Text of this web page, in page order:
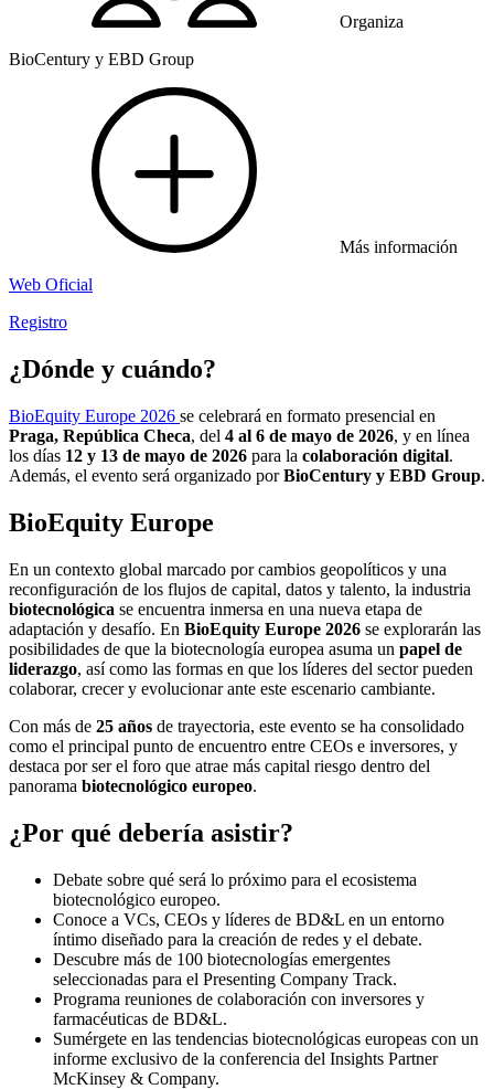
Organiza
BioCentury y EBD Group
Más información
Web Oficial
Registro
¿Dónde y cuándo?
BioEquity Europe 2026 se celebrará en formato presencial en
Praga, República Checa, del 4 al 6 de mayo de 2026, y en línea
los días 12 y 13 de mayo de 2026 para la colaboración digital.
Además, el evento será organizado porBioCentury y EBD Group.
BioEquity Europe
En un contexto global marcado por cambios geopolíticos y una
reconfiguración de los flujos de capital, datos y talento, la industria
biotecnológica se encuentra inmersa en una nueva etapa de
adaptación y desafío. En BioEquity Europe 2026 se explorarán las
posibilidades de que la biotecnología europea asuma un papel de
liderazgo, así como las formas en que los líderes del sector pueden
colaborar, crecer y evolucionar ante este escenario cambiante.
Con más de 25 años de trayectoria, este evento se ha consolidado
como el principal punto de encuentro entre CEOs e inversores, y
destaca por ser el foro que atrae más capital riesgo dentro del
panorama biotecnológico europeo.
¿Por qué debería asistir?
Debate sobre qué será lo próximo para el ecosistema
biotecnológico europeo.
Conoce a VCs, CEOs y líderes de BD&L en un entorno
íntimo diseñado para la creación de redes y el debate.
Descubre más de 100 biotecnologías emergentes
seleccionadas para el Presenting Company Track.
Programa reuniones de colaboración con inversores y
farmacéuticas de BD&L.
Sumérgete en las tendencias biotecnológicas europeas con un
informe exclusivo de la conferencia del Insights Partner
McKinsey & Company.